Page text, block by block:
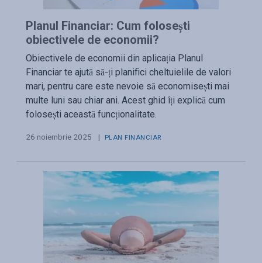
Planul Financiar: Cum folosești
obiectivele de economii?
Obiectivele de economii din aplicația Planul
Financiar te ajută să-ți planifici cheltuielile de valori
mari, pentru care este nevoie să economisești mai
multe luni sau chiar ani. Acest ghid îți explică cum
folosești această funcționalitate.
26 noiembrie 2025 | PLAN FINANCIAR